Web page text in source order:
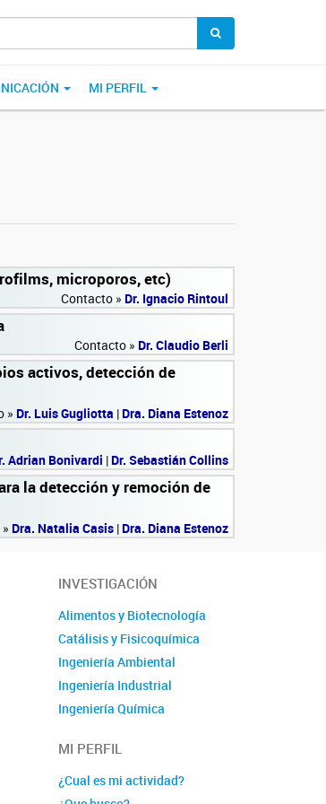
MI PERFIL
microporos, etc)
Contacto » Dr. Ignacio Rintoul
Contacto » Dr. Claudio Berli
activos, detección de
» Dr. Luis Gugliotta | Dra. Diana Estenoz
Adrian Bonivardi | Dr. Sebastián Collins
la detección y remoción de
Dra. Natalia Casis | Dra. Diana Estenoz
INVESTIGACIÓN
Alimentos y Biotecnología
Catálisis y Fisicoquímica
Ingeniería Ambiental
Ingeniería Industrial
Ingeniería Química
Química
Linea nuava 1
MI PERFIL
¿Cual es mi actividad?